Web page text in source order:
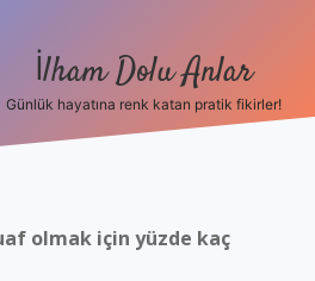
İlham Dolu Anlar
Günlük hayatına renk katan pratik fikirler!
olmak için yüzde kaç